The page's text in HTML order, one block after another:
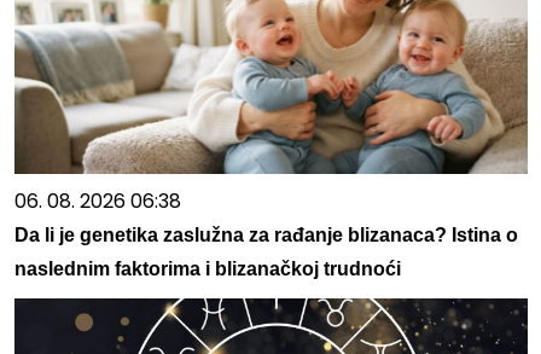
06. 08. 2026 06:38
Da li je genetika zaslužna za rađanje blizanaca? Istina o
naslednim faktorima i blizanačkoj trudnoći